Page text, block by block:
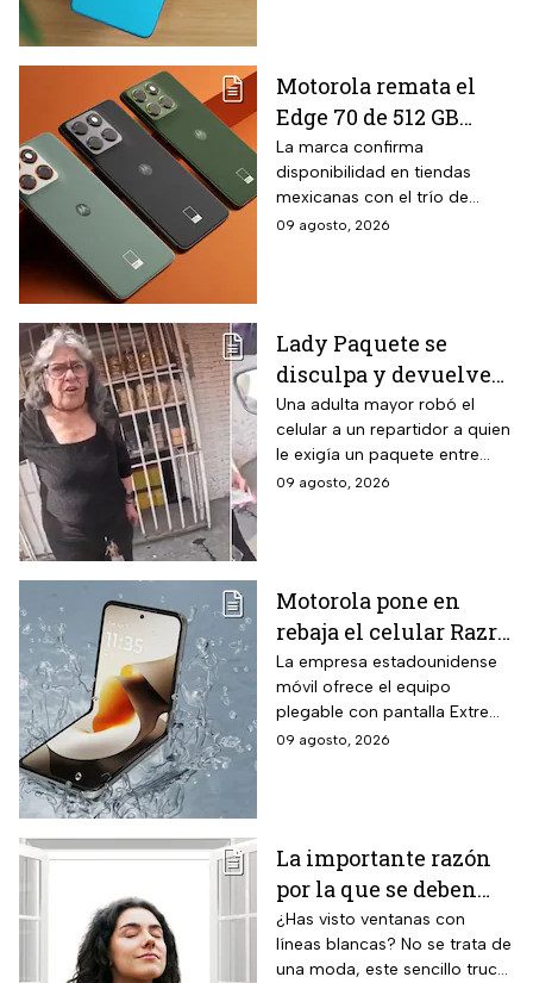
Motorola remata el
Edge 70 de 512 GB
ultradelgado con tres
cámaras de 50 MP y
$2,000 pesos de
descuento en hasta 18
La marca confirma
disponibilidad en tiendas
mexicanas con el trío de
lentes de alta resolución que
09 agosto, 2026
Lady Paquete se
disculpa y devuelve
celular que robó a
repartidor en
Coacalco: “Tuvo un
arranque”
Una adulta mayor robó el
celular a un repartidor a quien
le exigía un paquete entre
gritos y reclamos.
09 agosto, 2026
Motorola pone en
rebaja el celular Razr
70 plegable de 256 GB
con 16% de descuento
y hasta 18 MSI
La empresa estadounidense
móvil ofrece el equipo
plegable con pantalla Extreme
AMOLED y cámaras de 50 MP
de almacenamiento.
09 agosto, 2026
La importante razón
por la que se deben
pintar líneas blancas
en las ventanas
¿Has visto ventanas con
líneas blancas? No se trata de
una moda, este sencillo truco